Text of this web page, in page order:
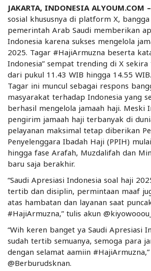
JAKARTA, INDONESIA ALYOUM.COM –
sosial khususnya di platform X,
pemerintah Arab Saudi memberikan
Indonesia karena sukses mengelola
2025. Tagar #HajiArmuzna beserta
Indonesia” sempat trending di X
dari pukul 11.43 WIB hingga 14.55 WIB.
Tagar ini muncul sebagai respons
masyarakat terhadap Indonesia yang
berhasil mengelola jamaah haji. Meski
pengirim jamaah haji terbanyak di
pelayanan maksimal tetap diberikan
Penyelenggara Ibadah Haji (PPIH)
hingga fase Arafah, Muzdalifah dan
baru saja berakhir.
“Saudi Apresiasi Indonesia soal haji
tertib dan disiplin, permintaan maaf
atas hambatan dan layanan saat
#HajiArmuzna,” tulis akun
“Wih keren banget ya Saudi Apresiasi
sudah tertib semuanya, semoga para
dengan selamat aamiin
@Berburudsknan.